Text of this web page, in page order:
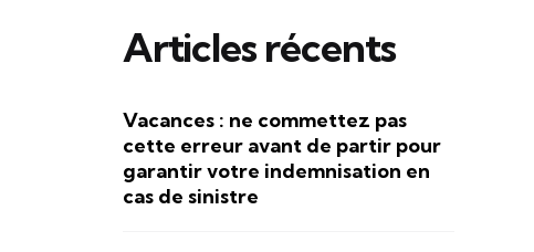
Articles récents
Vacances : ne commettez pas
cette erreur avant de partir pour
garantir votre indemnisation en
cas de sinistre